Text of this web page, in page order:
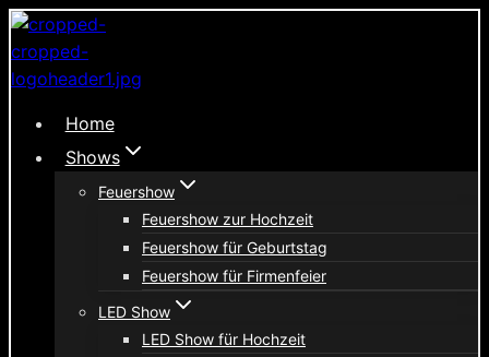
Zum
Inhalt
springen
Home
Shows
Feuershow
Feuershow zur Hochzeit
Feuershow für Geburtstag
Feuershow für Firmenfeier
LED Show
LED Show für Hochzeit